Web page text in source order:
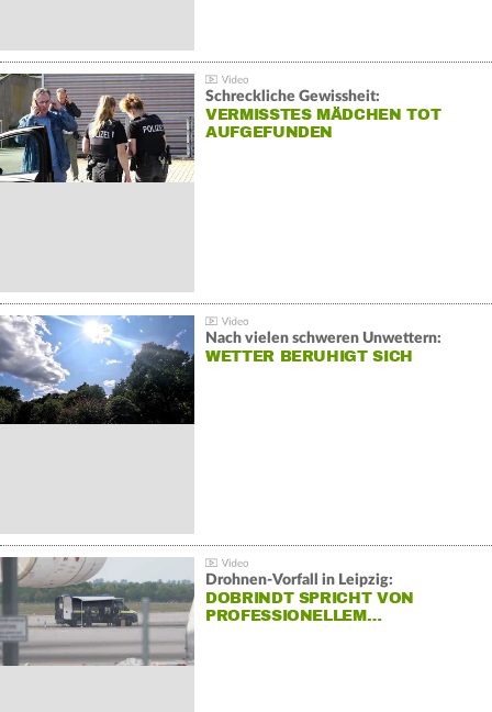
Schreckliche Gewissheit:
VERMISSTES MÄDCHEN TOT
AUFGEFUNDEN
Nach vielen schweren Unwettern:
WETTER BERUHIGT SICH
Drohnen-Vorfall in Leipzig:
DOBRINDT SPRICHT VON
PROFESSIONELLEM…